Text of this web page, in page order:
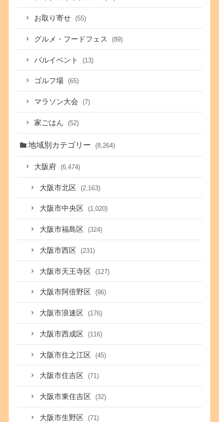
お取り寄せ (55)
グルメ・フードフェス (89)
バルイベント (13)
ゴルフ場 (65)
マラソン大会 (7)
家ごはん (52)
地域別カテゴリー (8,264)
大阪府 (6,474)
大阪市北区 (2,163)
大阪市中央区 (1,020)
大阪市福島区 (324)
大阪市西区 (231)
大阪市天王寺区 (127)
大阪市阿倍野区 (96)
大阪市浪速区 (176)
大阪市西成区 (116)
大阪市住之江区 (45)
大阪市住吉区 (71)
大阪市東住吉区 (32)
大阪市生野区 (71)